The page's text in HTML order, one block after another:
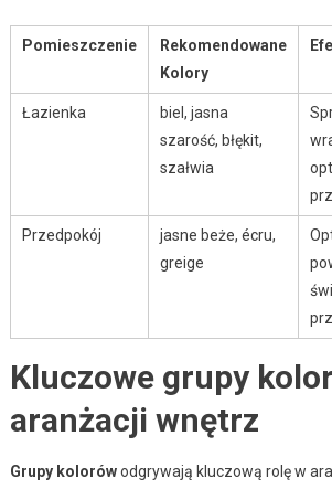
Pomieszczenie
Rekomendowane
Kolory
Łazienka
biel, jasna
szarość, błękit,
szałwia
Przedpokój
jasne beże, écru,
greige
Kluczowe grupy
aranżacji wnętrz
Grupy kolorówodgrywają kluczową rolę w